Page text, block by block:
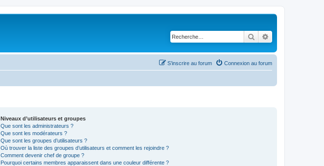
Rechercher
Connexion au forum
S’inscrire au forum
Niveaux d’utilisateurs et groupes
Que sont les administrateurs ?
Que sont les modérateurs ?
Que sont les groupes d’utilisateurs ?
Où trouver la liste des groupes d’utilisateurs et comment les rejoindre ?
Comment devenir chef de groupe ?
Pourquoi certains membres apparaissent dans une couleur différente ?